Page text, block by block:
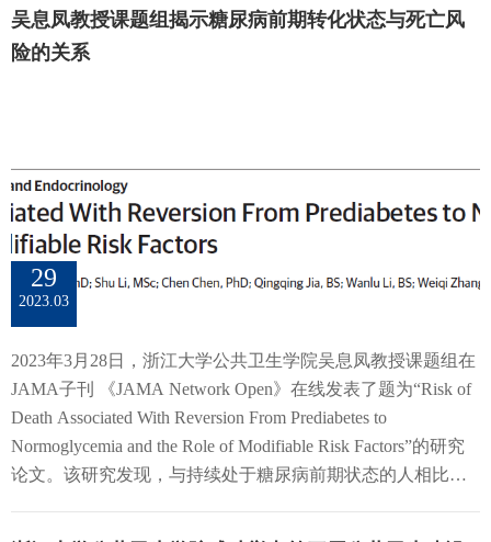
工作进一步证明了在测量公民“诚实”的研究中，文化考量的
重要意义。在“丢失钱包”的研究范式中，集体主义文化下，
集体主义可能会塑造个人对社会规范的信念，从而驱动不同
文化中与公民诚实相关的不同信念和行为。由此可见，使用
单一的诚信指标，尤其是西方文化为中心的指标，会低估集
体主义文化中的诚信水平。本研究和2019年发表在PNAS上的
另一项研究相互呼应：集体主义文化中，表面的‘妥协、忍
耐’之下，对内群体比对外群体有更多的隐默性人际警惕。这
平，人际和道德判断都因个人主义和集体主义文化的差异而
产生了复杂的互动机制，而竞争情景（零和博弈、共赢情
景）等变量起着重要的调节效应。相关研究对“集体主义”这
一文化概念进行了更全面和立体的梳理。这一系列的工作不
仅引领了相关领域的理论进展，在国内外学界引起了不小的
反响；也为“讲好中国故事”，发扬积极影响力做出了积极贡
献。ReferenceLiu, S. S., Morris, M. W., Talhelm, T., & Yang,
能。研究中位随访时间为3年。结果发现，较高的MIND膳食
评分与更好的认知功能及更慢的认知功能下降相关。MIND膳
食评分每增加3分，总体认知功能z分数高0.11 (95% CI: 0.06-
I2=40%) 和较慢的认知衰退(beta: 0.014, 95% CI：-0.010, 0.037,
I2=99%)存在潜在关联。图1. MIND膳食模式依从性（每增加3
分）与总体认知功能z分数及其衰退速率的关联MIND膳食模
式与老年痴呆风险的关联（JAMA Psychiatry, 2023）2023年5
月，袁长征研究员课题组在《JAMA Psychiatry》发表了题为
《Association of the Mediterranean Dietary Approach to Stop
Hypertension Intervention for Neurodegenerative Delay (MIND)
diet with the risk of dementia》的研究论文。该研究基于三项大
型人群队列的18,136中老年人群开展，并纳入当前发表的所有
文献进行荟萃分析，探索MIND膳食模式依从性与老年痴呆风
险的关系。研究纳入了英国Whitehall II研究（WII，2002-
84个一级学科。
吴息凤教授课题组揭示糖尿病前期转化状态与死亡风
险的关系
29
2023.03
2023年3月28日，浙江大学公共卫生学院吴息凤教授课题组在
JAMA子刊 《JAMA Network Open》在线发表了题为“Risk of
Death Associated With Reversion From Prediabetes to
Normoglycemia and the Role of Modifiable Risk Factors”的研究
论文。该研究发现，与持续处于糖尿病前期状态的人相比，3